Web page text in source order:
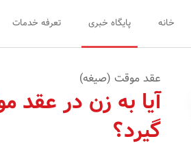
خانه پایگاه خبری تعرفه خدمات
عقد موقت (صیغه)
آیا به زن در عقد
گیرد؟